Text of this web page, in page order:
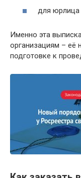
для юрлица
Именно эта
организациям – её
подготовке к